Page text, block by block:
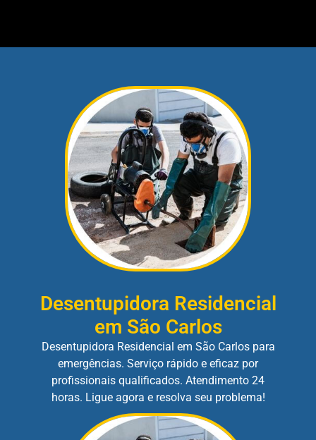
Desentupidora Residencial
em São Carlos
Desentupidora Residencial em São Carlos para
emergências. Serviço rápido e eficaz por
profissionais qualificados. Atendimento 24
horas. Ligue agora e resolva seu problema!